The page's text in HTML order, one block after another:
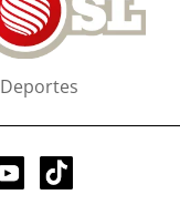
Deportes